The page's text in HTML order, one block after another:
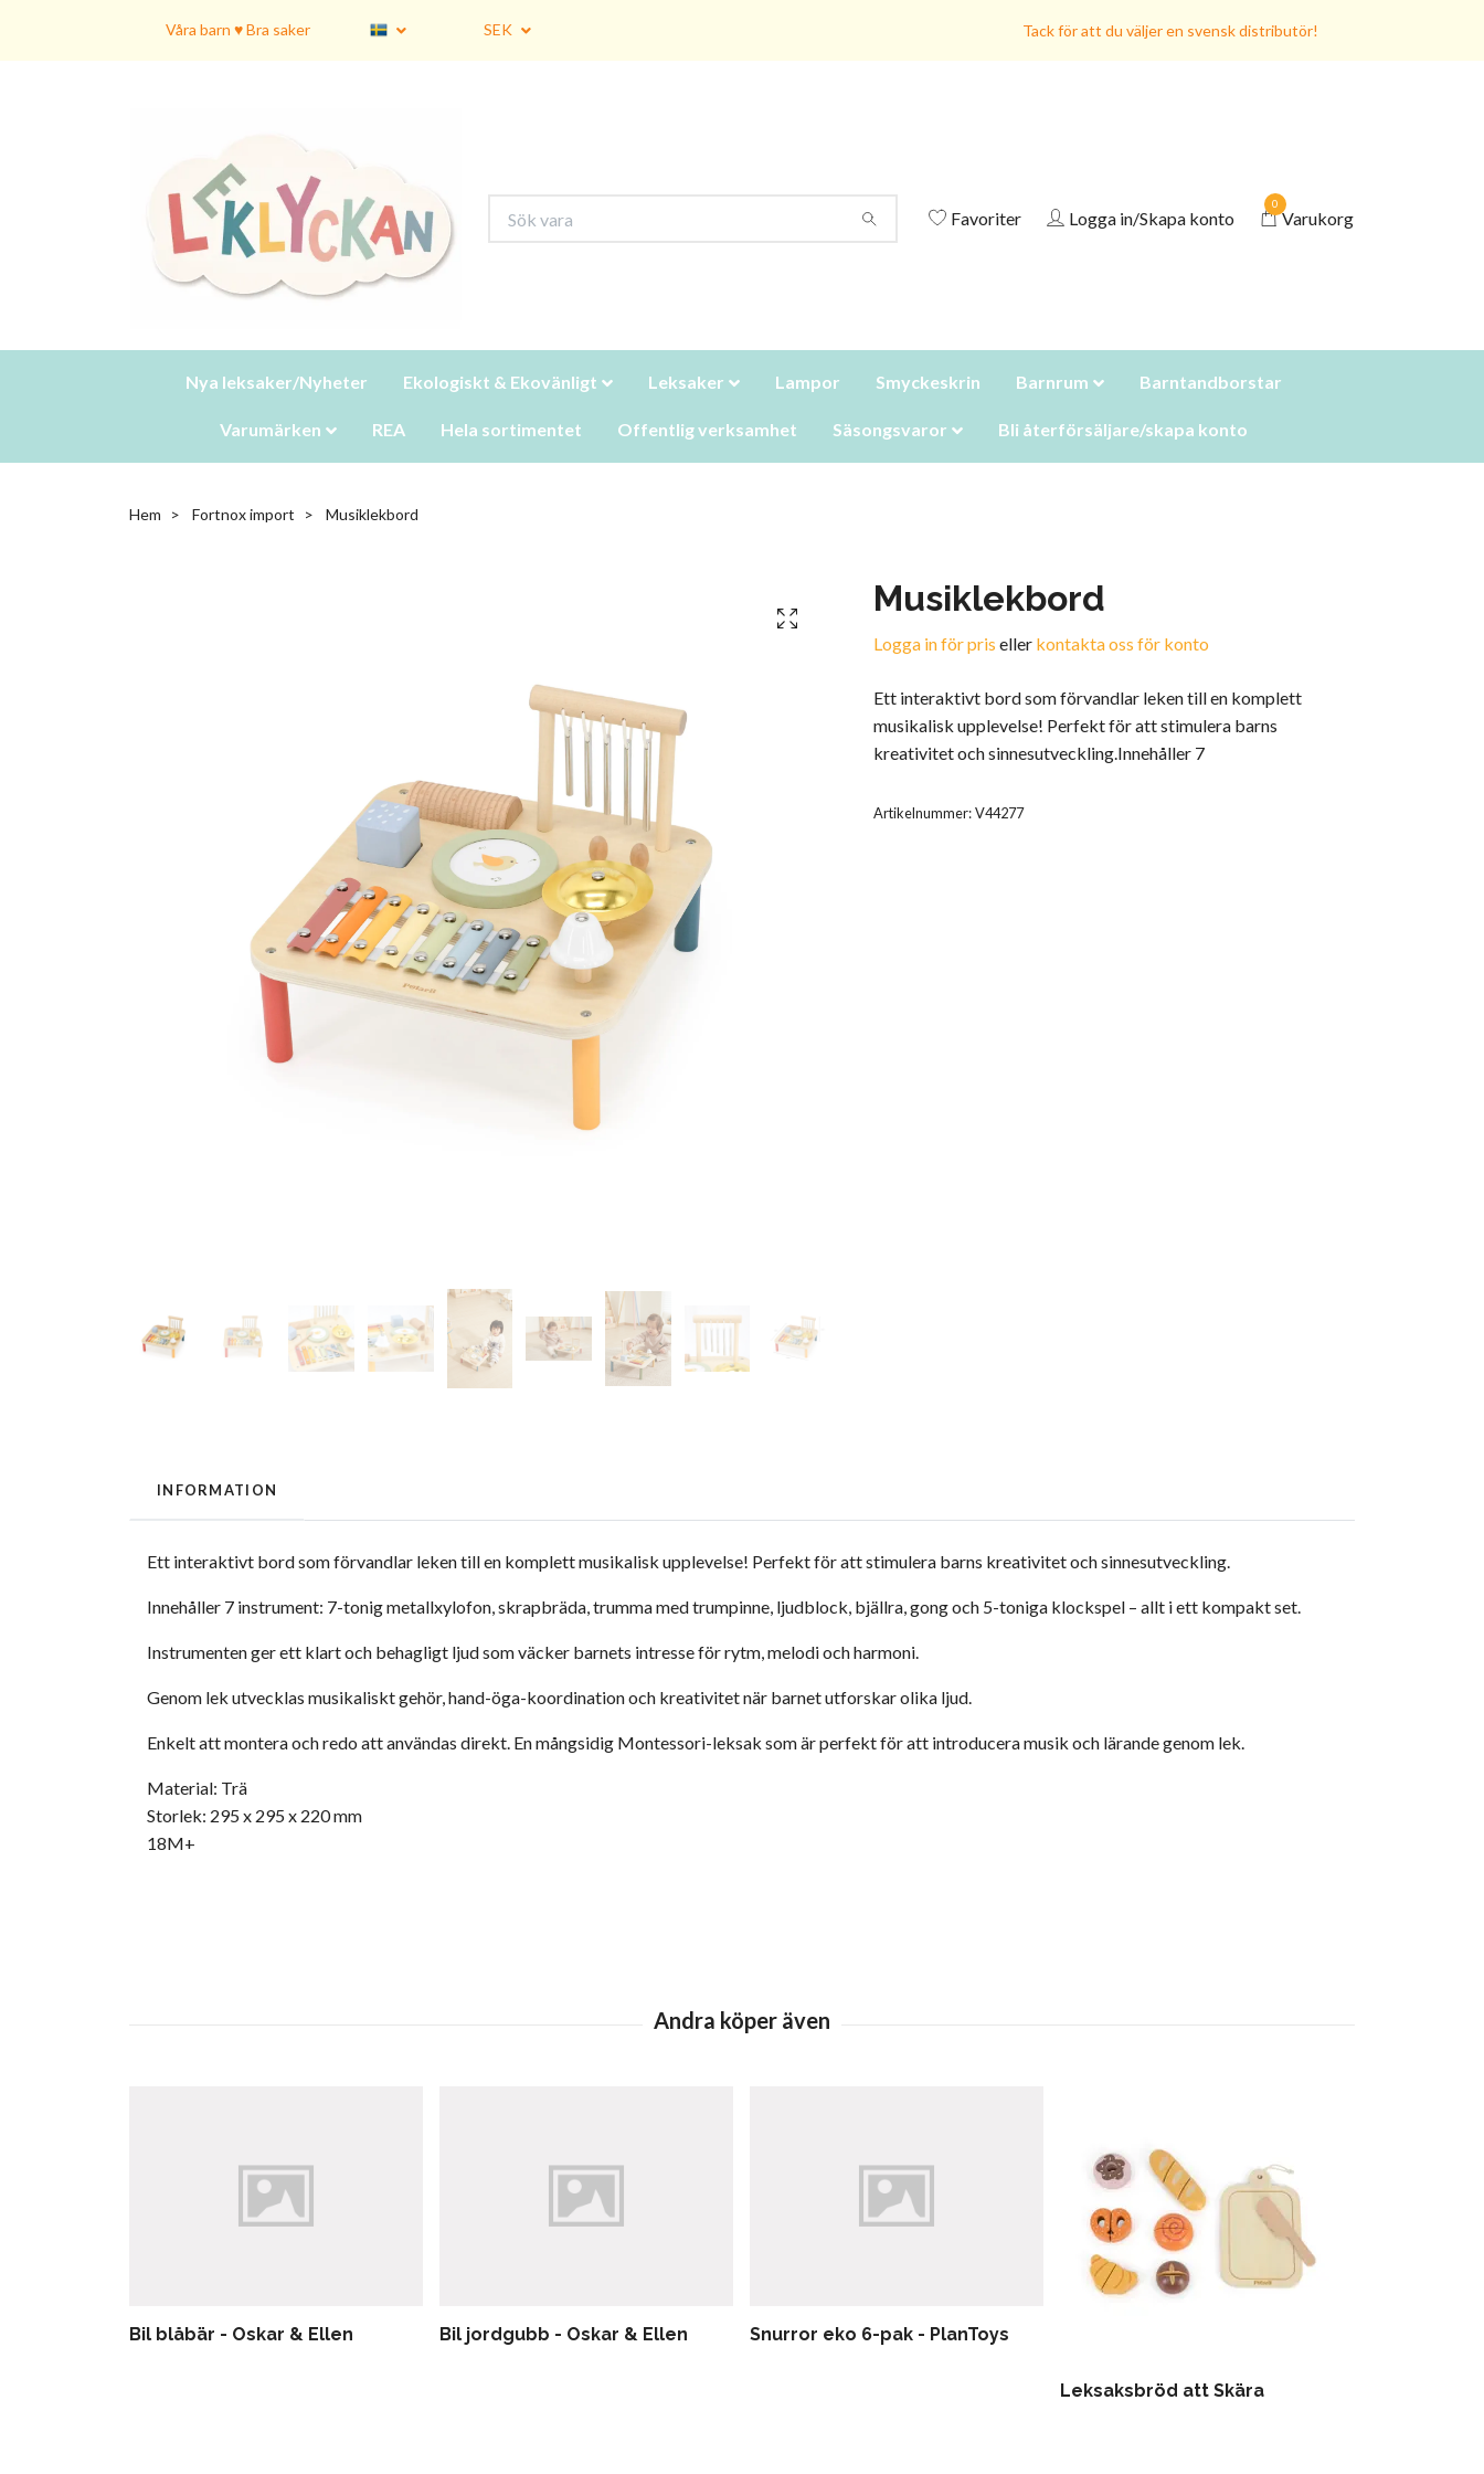
Våra barn ♥ Bra saker SEK Tack för att du väljer en svensk distributör!
Favoriter Logga in/Skapa konto
0
Varukorg
Nya leksaker/Nyheter Ekologiskt & Ekovänligt Leksaker Lampor Smyckeskrin Barnrum Barntandborstar
Varumärken REA Hela sortimentet Offentlig verksamhet Säsongsvaror Bli återförsäljare/skapa konto
Hem Fortnox import Musiklekbord
Musiklekbord
Logga in för pris eller kontakta oss för konto
Ett interaktivt bord som förvandlar leken till en komplett
musikalisk upplevelse! Perfekt för att stimulera barns
kreativitet och sinnesutveckling.Innehåller 7
Artikelnummer:V44277
INFORMATION
Ett interaktivt bord som förvandlar leken till en komplett musikalisk upplevelse! Perfekt för att stimulera barns kreativitet och sinnesutveckling.
Innehåller 7 instrument: 7-tonig metallxylofon, skrapbräda, trumma med trumpinne, ljudblock, bjällra, gong och 5-toniga klockspel – allt i ett kompakt set.
Instrumenten ger ett klart och behagligt ljud som väcker barnets intresse för rytm, melodi och harmoni.
Genom lek utvecklas musikaliskt gehör, hand-öga-koordination och kreativitet när barnet utforskar olika ljud.
Enkelt att montera och redo att användas direkt. En mångsidig Montessori-leksak som är perfekt för att introducera musik och lärande genom lek.
Material: Trä
Storlek: 295 x 295 x 220 mm
18M+
Bil blåbär - Oskar & Ellen Bil jordgubb - Oskar & Ellen Snurror eko 6-pak - PlanToys
Leksaksbröd att Skära